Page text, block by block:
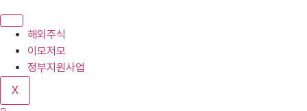
로
기
해외주식
이모저모
정부지원사업
X